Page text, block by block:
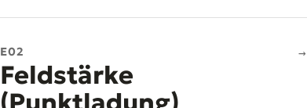
E02 →
Feldstärke